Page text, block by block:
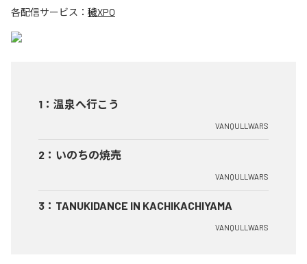
各配信サービス： 穢XPO
1 ： 温泉へ行こう
VANQULLWARS
2 ： いのちの焼売
VANQULLWARS
3 ： TANUKIDANCE IN KACHIKACHIYAMA
VANQULLWARS